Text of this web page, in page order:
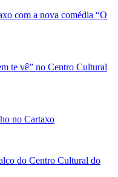
com a nova comédia “O
te vê” no Centro Cultural
no Cartaxo
do Centro Cultural do